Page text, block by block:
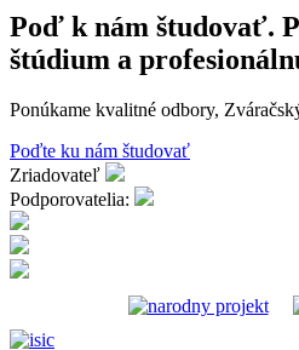
Poď k nám študovať.
štúdium a
Ponúkame kvalitné odbory,
Poďte ku nám študovať
Zriadovateľ
Podporovatelia: